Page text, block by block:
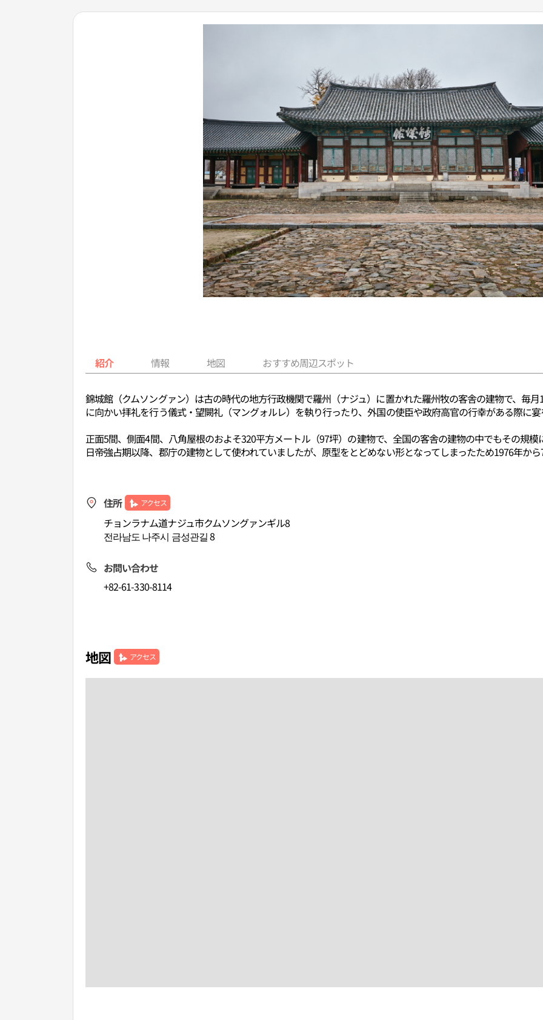
紹介 情報 地図 おすすめ周辺スポット
錦城館（クムソングァン）は古の時代の地方行政機関で羅州（ナジュ）に置かれた羅州牧の客舎の建物で、毎
に向かい拝礼を行う儀式・望闕礼（マングォルレ）を執り行ったり、外国の使臣や政府高官の行幸がある際に
正面5間、側面4間、八角屋根のおよそ320平方メートル（97坪）の建物で、全国の客舎の建物の中でもその規模
日帝強占期以降、郡庁の建物として使われていましたが、原型をとどめない形となってしまったため1976年から
住所 アクセス
チョンラナム道ナジュ市クムソングァンギル8
전라남도 나주시 금성관길 8
お問い合わせ
+82-61-330-8114
地図 アクセス